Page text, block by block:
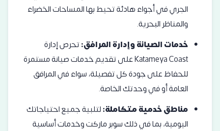
الجري في أجواء هادئة تحيط بها المساحات الخضراء
والمناظر البحرية.
خدمات الصيانة وإدارة المرافق:تحرص إدارة
Katameya Coast على تقديم خدمات صيانة مستمرة
للحفاظ على جودة كل تفصيلة، سواء في المرافق
العامة أو في وحدتك الخاصة.
مناطق خدمية متكاملة:لتلبية جميع احتياجاتك
اليومية، بما في ذلك سوبر ماركت وخدمات أساسية